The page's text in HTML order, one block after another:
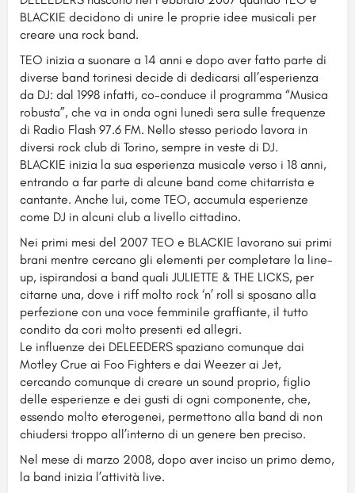
BLACKIE decidono di unire le proprie idee musicali per
creare una rock band.
TEO inizia a suonare a 14 anni e dopo aver fatto parte di
diverse band torinesi decide di dedicarsi all’esperienza
da DJ: dal 1998 infatti, co-conduce il programma “Musica
robusta”, che va in onda ogni lunedì sera sulle frequenze
di Radio Flash 97.6 FM. Nello stesso periodo lavora in
diversi rock club di Torino, sempre in veste di DJ.
BLACKIE inizia la sua esperienza musicale verso i 18 anni,
entrando a far parte di alcune band come chitarrista e
cantante. Anche lui, come TEO, accumula esperienze
come DJ in alcuni club a livello cittadino.
Nei primi mesi del 2007 TEO e BLACKIE lavorano sui primi
brani mentre cercano gli elementi per completare la line-
up, ispirandosi a band quali JULIETTE & THE LICKS, per
citarne una, dove i riff molto rock ‘n’ roll si sposano alla
perfezione con una voce femminile graffiante, il tutto
condito da cori molto presenti ed allegri.
Le influenze dei DELEEDERS spaziano comunque dai
Motley Crue ai Foo Fighters e dai Weezer ai Jet,
cercando comunque di creare un sound proprio, figlio
delle esperienze e dei gusti di ogni componente, che,
essendo molto eterogenei, permettono alla band di non
chiudersi troppo all’interno di un genere ben preciso.
Nel mese di marzo 2008, dopo aver inciso un primo demo,
la band inizia l’attività live.